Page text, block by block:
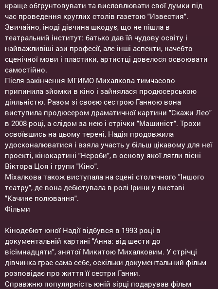
краще обгрунтовувати та висловлювати свої думки під
час проведення круглих столів газетою "Известия".
Звичайно, іноді дівчина шкодує, що не пішла в
театральний інститут: батько дав їй чудову освіту і
найважливіші ази професії, але інші аспекти, начебто
сценічної мови і пластики, артистці довелося освоювати
самостійно.
Після закінчення МГИМО Михалкова тимчасово
припинила зйомки в кіно і зайнялася продюсерською
діяльністю. Разом зі своєю сестрою Ганною вона
виступила продюсером драматичної картини "Скажи Лео"
в 2008 році, а слідом за нею і стрічки "Машиніст". Трохи
освоївшись на цьому терені, Надія продовжила
удосконалюватися і взяла участь у більш цікавому для неї
проекті, кінокартині "Нероби", в основу якої лягли пісні
Віктора Цоя і групи "Кіно".
Міхалкова також виступала на сцені столичного "Іншого
театру", де вона дебютувала в ролі Ірини у виставі
"Качине полювання".
Фільми
Кінодебют юної Надії відбувся в 1993 році в
документальній картині "Анна: від шести до
вісімнадцяти", знятої Микитою Михалковим. У стрічці
дівчинка грає сама себе, оскільки документальний фільм
розповідає про життя її сестри Ганни.
Справжню популярність юній зірці подарував фільм